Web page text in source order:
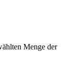
Menge der